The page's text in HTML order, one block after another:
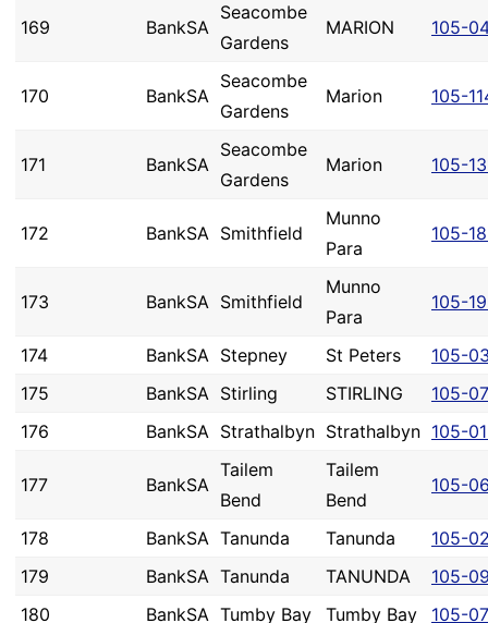
169 BankSA
Seacombe
Gardens
MARION 105-
170 BankSA
Seacombe
Gardens
Marion 105-
171 BankSA
Seacombe
Gardens
Marion 105-
172 BankSA Smithfield
Munno
Para
105-
173 BankSA Smithfield
Munno
Para
105-
174 BankSA Stepney St Peters
105-
175
BankSA Stirling STIRLING
105-
176
BankSA Strathalbyn Strathalbyn 105-
177 BankSA
Tailem
Bend
Tailem
Bend
105-
178 BankSA Tanunda Tanunda
105-
179
BankSA Tanunda TANUNDA
105-
180
BankSA Tumby Bay Tumby Bay
105-